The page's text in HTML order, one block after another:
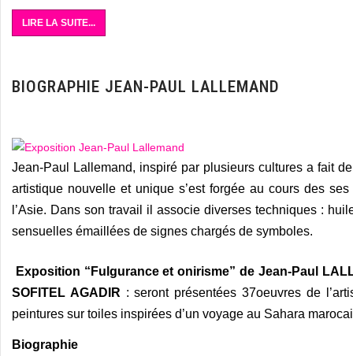
LIRE LA SUITE...
BIOGRAPHIE JEAN-PAUL LALLEMAND
Jean-Paul Lallemand, inspiré par plusieurs cultures a fait
artistique nouvelle et unique s’est forgée au cours des
l’Asie. Dans son travail il associe diverses techniques :
sensuelles émaillées de signes chargés de symboles.
Exposition “Fulgurance et onirisme” de Jean-Paul
SOFITEL AGADIR : seront présentées 37oeuvres de
peintures sur toiles inspirées d’un voyage au Sahara
Biographie